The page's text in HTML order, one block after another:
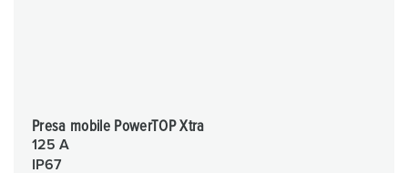
Presa mobile PowerTOP Xtra
125 A
IP67